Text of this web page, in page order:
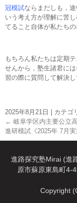
冠模試ならまだしも，
いう考え方が理解に苦
てること自体が私たちの
もちろん私たちは定期
せんから，塾生諸君に
習の際に質問して解決
2025年8月21日 カテゴ
← 岐阜学区内主要公立
進研模試《2025年 7月実
進路探究塾Mirai (
原市蘇原東島町4-
Copyright